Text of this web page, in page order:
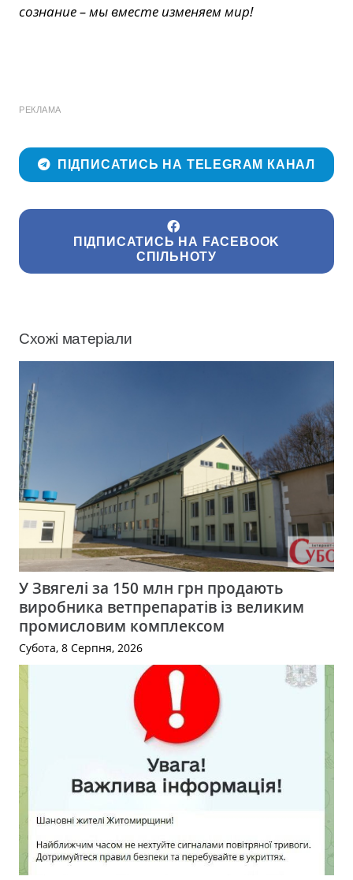
сознание – мы вместе изменяем мир!
РЕКЛАМА
ПІДПИСАТИСЬ НА TELEGRAM КАНАЛ
ПІДПИСАТИСЬ НА FACEBOOK
СПІЛЬНОТУ
Схожі матеріали
У Звягелі за 150 млн грн продають
виробника ветпрепаратів із великим
промисловим комплексом
Субота, 8 Серпня, 2026